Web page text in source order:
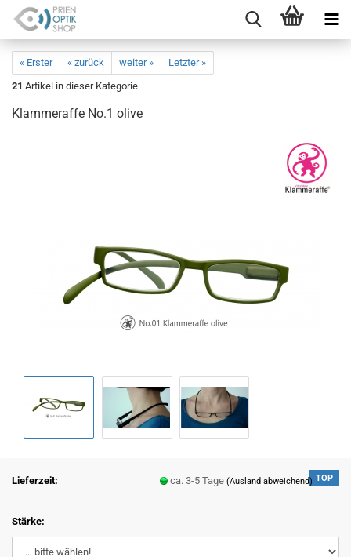
« Erster « zurück weiter »
Letzter »
21 Artikel in dieser Kategorie
Klammeraffe No.1 olive
TOP
Lieferzeit: ca. 3-5 Tage(Ausland abweichend)
Stärke: